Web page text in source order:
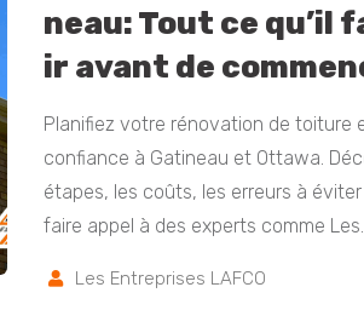
neau: Tout ce qu’il
ir avant de
Planifiez votre rénovation de toiture
confiance à Gatineau et Ottawa.
étapes, les coûts, les erreurs à
faire appel à des experts comme
Les Entreprises LAFCO